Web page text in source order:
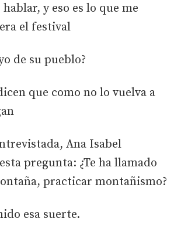
y eso es lo que me
el festival
de su pueblo?
que como no lo vuelva a
Ana Isabel
pregunta: ¿Te ha llamado
practicar montañismo?
esa suerte.